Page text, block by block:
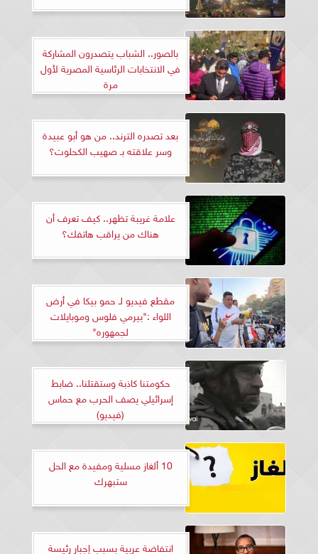
بالصور.. الشباب يتصدرون المشاركة
في الانتخابات الرئاسية المصرية لأول
مرة
بعد تصدره الترند.. من هو أبو عبيدة
وسر علاقته بـ صهيب الكحلوت؟
علامة غريبة تظهر.. كيف تعرف أن
هناك من يراقب هاتفك؟
مقطع فيديو لـ حمو بيكا في أرض
اللواء :"بيرمي فلوس وموبايلات
لجمهوره"
حكومتنا كاذبة وستقتلنا.. ضابط
إسرائيلي يصف الحرب مع حماس
(فيديو)
10 ألغاز مسلية ومفيدة مع الحل
ستبهرك
انتفاضة عربية بسبب إجبار رئيسة